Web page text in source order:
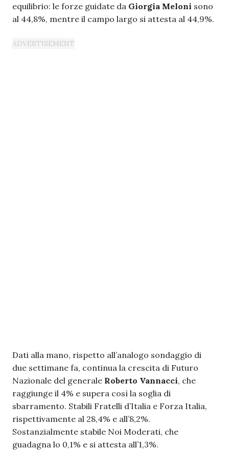
equilibrio: le forze guidate da Giorgia Meloni sono
al 44,8%, mentre il campo largo si attesta al 44,9%.
Dati alla mano, rispetto all’analogo sondaggio di
due settimane fa, continua la crescita di Futuro
Nazionale del generale Roberto Vannacci, che
raggiunge il 4% e supera così la soglia di
sbarramento. Stabili Fratelli d’Italia e Forza Italia,
rispettivamente al 28,4% e all’8,2%.
Sostanzialmente stabile Noi Moderati, che
guadagna lo 0,1% e si attesta all’1,3%.